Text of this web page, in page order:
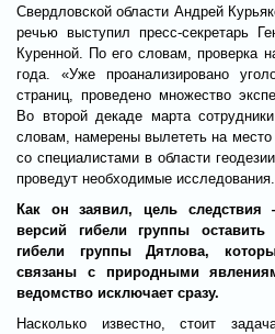
Свердловской области Андрей Курьяков. С большой
речью выступил пресс-секретарь
Куренной. По его словам, проверка
года. «Уже проанализировано
страниц, проведено множество
Во второй декаде марта
словам, намерены вылететь на место
со специалистами в области
проведут необходимые исследования.
Как он заявил, цель
версий гибели группы
гибели группы Дятлова,
связаны с природными
ведомство исключает сразу.
Насколько известно, стоит